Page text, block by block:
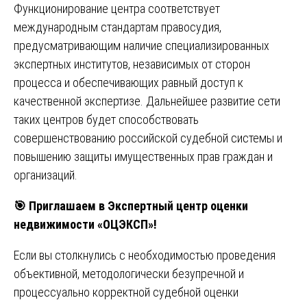
Функционирование центра соответствует
международным стандартам правосудия,
предусматривающим наличие специализированных
экспертных институтов, независимых от сторон
процесса и обеспечивающих равный доступ к
качественной экспертизе. Дальнейшее развитие сети
таких центров будет способствовать
совершенствованию российской судебной системы и
повышению защиты имущественных прав граждан и
организаций.
🎯 Приглашаем в Экспертный центр оценки
недвижимости «ОЦЭКСП»!
Если вы столкнулись с необходимостью проведения
объективной, методологически безупречной и
процессуально корректной судебной оценки